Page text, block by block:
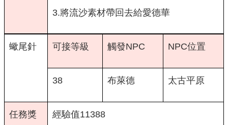
3.將流沙素材帶回去給愛德華
蠍尾針 可接等級 觸發NPC NPC位置
38 布萊德 太古平原
任務獎
經驗值11388